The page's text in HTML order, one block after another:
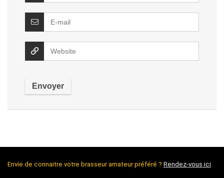
Envie de connaitre votre brasseur amateur préféré ? Rendez-vous ici